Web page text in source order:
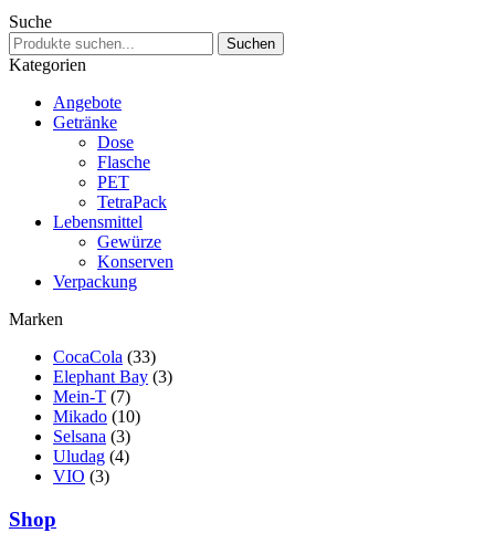
Suche
Suchen
nach:
Suchen
Kategorien
Angebote
Getränke
Dose
Flasche
PET
TetraPack
Lebensmittel
Gewürze
Konserven
Verpackung
Marken
CocaCola (33)
Elephant Bay (3)
Mein-T (7)
Mikado (10)
Selsana (3)
Uludag (4)
VIO (3)
Shop